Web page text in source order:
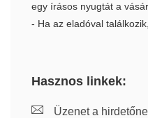
egy írásos nyugtát a
- Ha az eladóval
Hasznos linkek:
Üzenet a